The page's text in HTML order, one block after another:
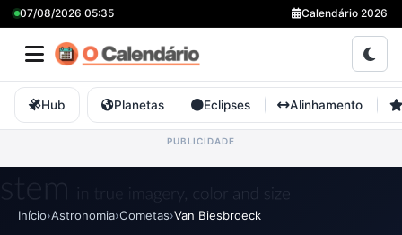
07/08/2026 05:35 Calendário 2026
Hub Planetas Eclipses Alinhamento
Início›Astronomia›Cometas›Van Biesbroeck